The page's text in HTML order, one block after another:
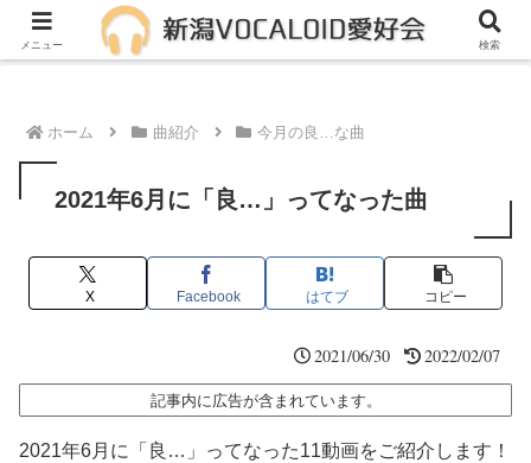
メンバー募集中！一緒に活動しませんか？
ホーム 曲紹介 今月の良…な曲
2021年6月に「良…」ってなった曲
X Facebook はてブ コピー
2021/06/30 2022/02/07
記事内に広告が含まれています。
2021年6月に「良…」ってなった11動画をご紹介します！
メニュー 検索